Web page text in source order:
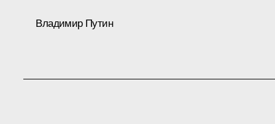
Владимир Путин